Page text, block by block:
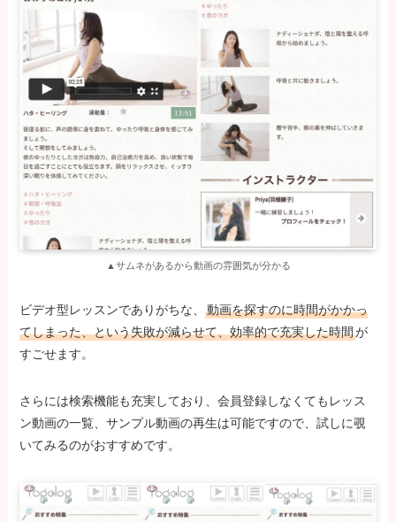
▲サムネがあるから動画の雰囲気が分かる
ビデオ型レッスンでありがちな、動画を探すのに時間がかかっ
てしまった、という失敗が減らせて、効率的で充実した時間が
すごせます。
さらには検索機能も充実しており、会員登録しなくてもレッス
ン動画の一覧、サンプル動画の再生は可能ですので、試しに覗
いてみるのがおすすめです。